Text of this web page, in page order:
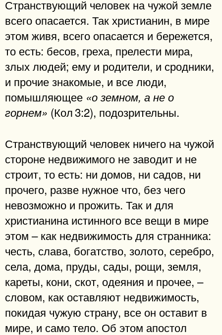
Странствующий человек на чужой земле
всего опасается. Так христианин, в мире
этом живя, всего опасается и бережется,
то есть: бесов, греха, прелести мира,
злых людей; ему и родители, и сродники,
и прочие знакомые, и все люди,
помышляющее «о земном, а не о
горнем» (Кол 3:2), подозрительны.
Странствующий человек ничего на чужой
стороне недвижимого не заводит и не
строит, то есть: ни домов, ни садов, ни
прочего, разве нужное что, без чего
невозможно и прожить. Так и для
христианина истинного все вещи в мире
этом – как недвижимость для странника:
честь, слава, богатство, золото, серебро,
села, дома, пруды, сады, рощи, земля,
кареты, кони, скот, одеяния и прочее, –
словом, как оставляют недвижимость,
покидая чужую страну, все он оставит в
мире, и само тело. Об этом апостол